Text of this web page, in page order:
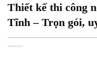
Thiết kế thi công
Tĩnh – Trọn gói,